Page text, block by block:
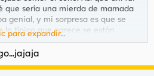
que sería una mierda de mamada
genial, y mi sorpresa es que se
lo típico que parece se están
verdad con fluidos
para expandir...